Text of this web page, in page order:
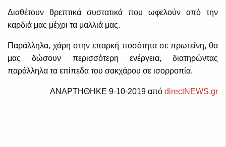
Διαθέτουν θρεπτικά συστατικά που ωφελούν από την
καρδιά μας μέχρι τα μαλλιά μας.
Παράλληλα, χάρη στην επαρκή ποσότητα σε πρωτεΐνη, θα
μας δώσουν περισσότερη ενέργεια, διατηρώντας
παράλληλα τα επίπεδα του σακχάρου σε ισορροπία.
ΑΝΑΡΤΗΘΗΚΕ 9-10-2019 από directNEWS.gr